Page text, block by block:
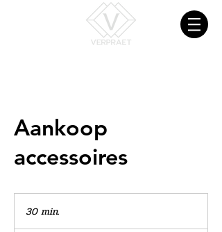
Aankoop
accessoires
30 min.